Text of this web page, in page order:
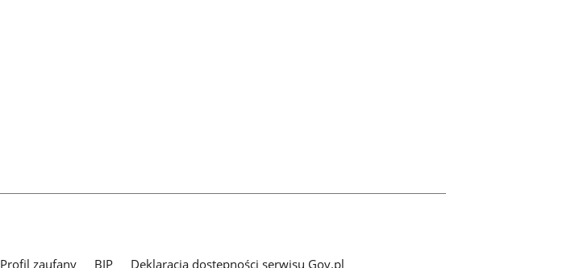
Profil zaufany BIP Deklaracja dostępności serwisu Gov.pl